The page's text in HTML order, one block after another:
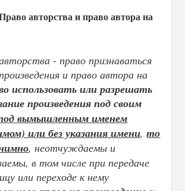
авторства и право автора на
- право признаваться
и право автора на
использовать или разрешать
произведения под своим
вымышленным именем
или без указания имени,то
, неотчуждаемы и
в том числе при передаче
или переходе к нему